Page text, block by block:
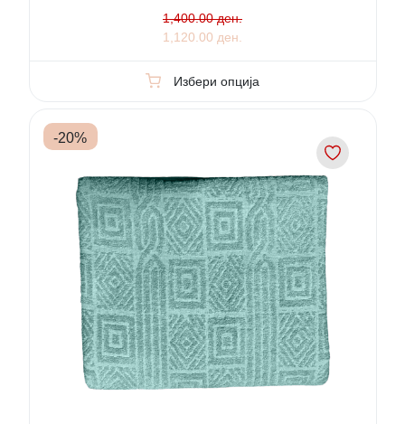
1,400.00 ден.
1,120.00 ден.
Избери опција
-20%